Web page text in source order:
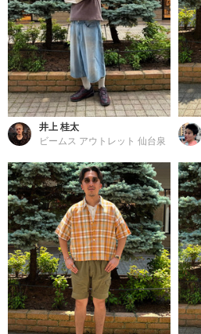
井上 桂太
ビームス アウトレット 仙台泉